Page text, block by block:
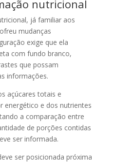
nutricional
já familiar aos
mudanças
exige que ela
com fundo branco,
que possam
informações.
açúcares totais e
energético e dos nutrientes
a comparação entre
de porções contidas
ser informada.
ser posicionada próxima